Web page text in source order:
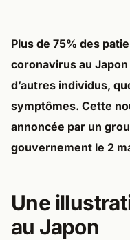
Plus de 75% des
coronavirus au Japon
d’autres individus,
symptômes. Cette
annoncée par un
gouvernement le 2
Une
au Japon